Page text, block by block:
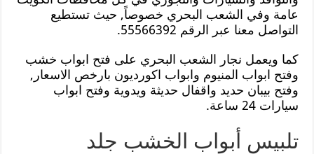
عامة وفي الشعب البحري خصوصاً, حيث تستطيع
التواصل معنا عبر الرقم 55566392.
كما ويعمل نجار الشعب البحري على فتح ابواب خشب
وفتح ابواب المنيوم وابواب اكورديون بارخص الاسعار,
وفتح بيبان حديد واقفال حديثة ويدوية وفتح ابواب
سيارات 24 ساعة.
تلبيس أبواب الخشب جلد